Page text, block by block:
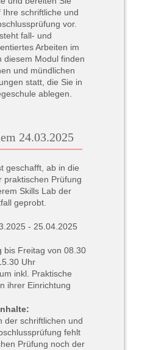
Ihre schriftliche und
vor.
fall- und
Arbeiten im
diesem Modul finden
und mündlichen
statt, die Sie in
ablegen.
24.03.2025
geschafft, ab in die
praktischen Prüfung
Skills Lab der
geprobt.
- 25.04.2025
bis Freitag von 08.30
Uhr
inkl. Praktische
ihrer Einrichtung
der schriftlichen und
fehlt
Prüfung noch der